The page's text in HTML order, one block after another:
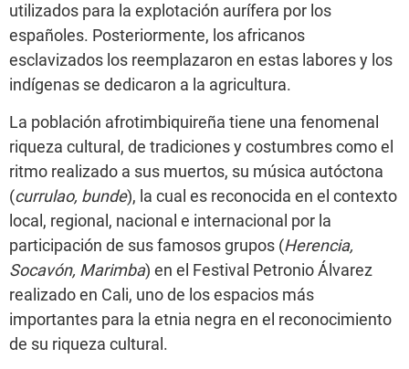
utilizados para la explotación aurífera por los
españoles. Posteriormente, los africanos
esclavizados los reemplazaron en estas labores y los
indígenas se dedicaron a la agricultura.
La población afrotimbiquireña tiene una fenomenal
riqueza cultural, de tradiciones y costumbres como el
ritmo realizado a sus muertos, su música autóctona
(currulao, bunde), la cual es reconocida en el contexto
local, regional, nacional e internacional por la
participación de sus famosos grupos (Herencia,
Socavón, Marimba) en el Festival Petronio Álvarez
realizado en Cali, uno de los espacios más
importantes para la etnia negra en el reconocimiento
de su riqueza cultural.